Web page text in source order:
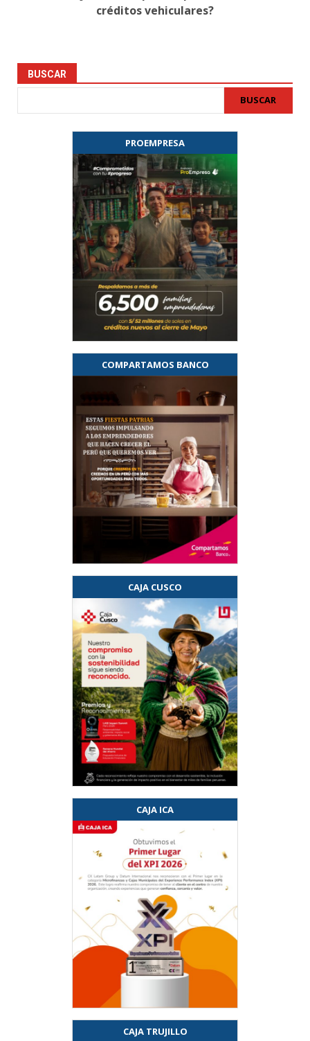
créditos vehiculares?
BUSCAR
BUSCAR
PROEMPRESA
COMPARTAMOS BANCO
CAJA CUSCO
CAJA ICA
CAJA TRUJILLO